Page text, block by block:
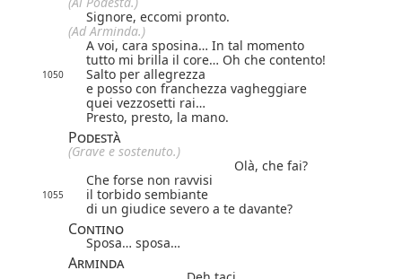
Signore, eccomi pronto.
(Ad Arminda.)
A voi, cara sposina… In tal momento
tutto mi brilla il core… Oh che contento!
1050
Salto per allegrezza
e posso con franchezza vagheggiare
quei vezzosetti rai…
Presto, presto, la mano.
Podestà
(Grave e sostenuto.)
Olà, che fai?
Che forse non ravvisi
1055
il torbido sembiante
di un giudice severo a te davante?
Contino
Sposa… sposa…
Arminda